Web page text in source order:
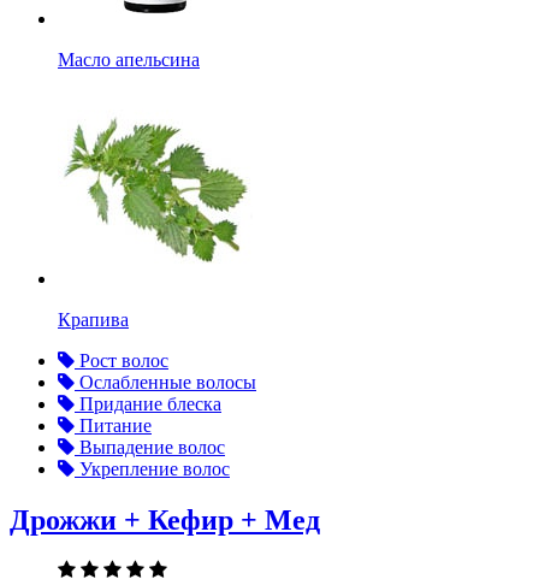
Масло апельсина
Крапива
Рост волос
Ослабленные волосы
Придание блеска
Питание
Выпадение волос
Укрепление волос
Дрожжи + Кефир + Мед